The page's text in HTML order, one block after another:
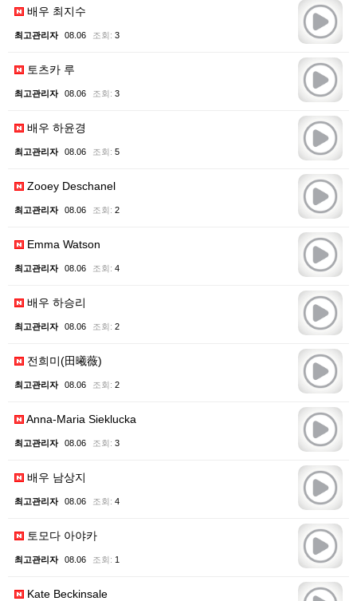
배우 최지수
최고관리자 08.06 조회: 3
토츠카 루
최고관리자 08.06 조회: 3
배우 하윤경
최고관리자 08.06 조회: 5
Zooey Deschanel
최고관리자 08.06 조회: 2
Emma Watson
최고관리자 08.06 조회: 4
배우 하승리
최고관리자 08.06 조회: 2
전희미(田曦薇)
최고관리자 08.06 조회: 2
Anna-Maria Sieklucka
최고관리자 08.06 조회: 3
배우 남상지
최고관리자 08.06 조회: 4
토모다 아야카
최고관리자 08.06 조회: 1
Kate Beckinsale